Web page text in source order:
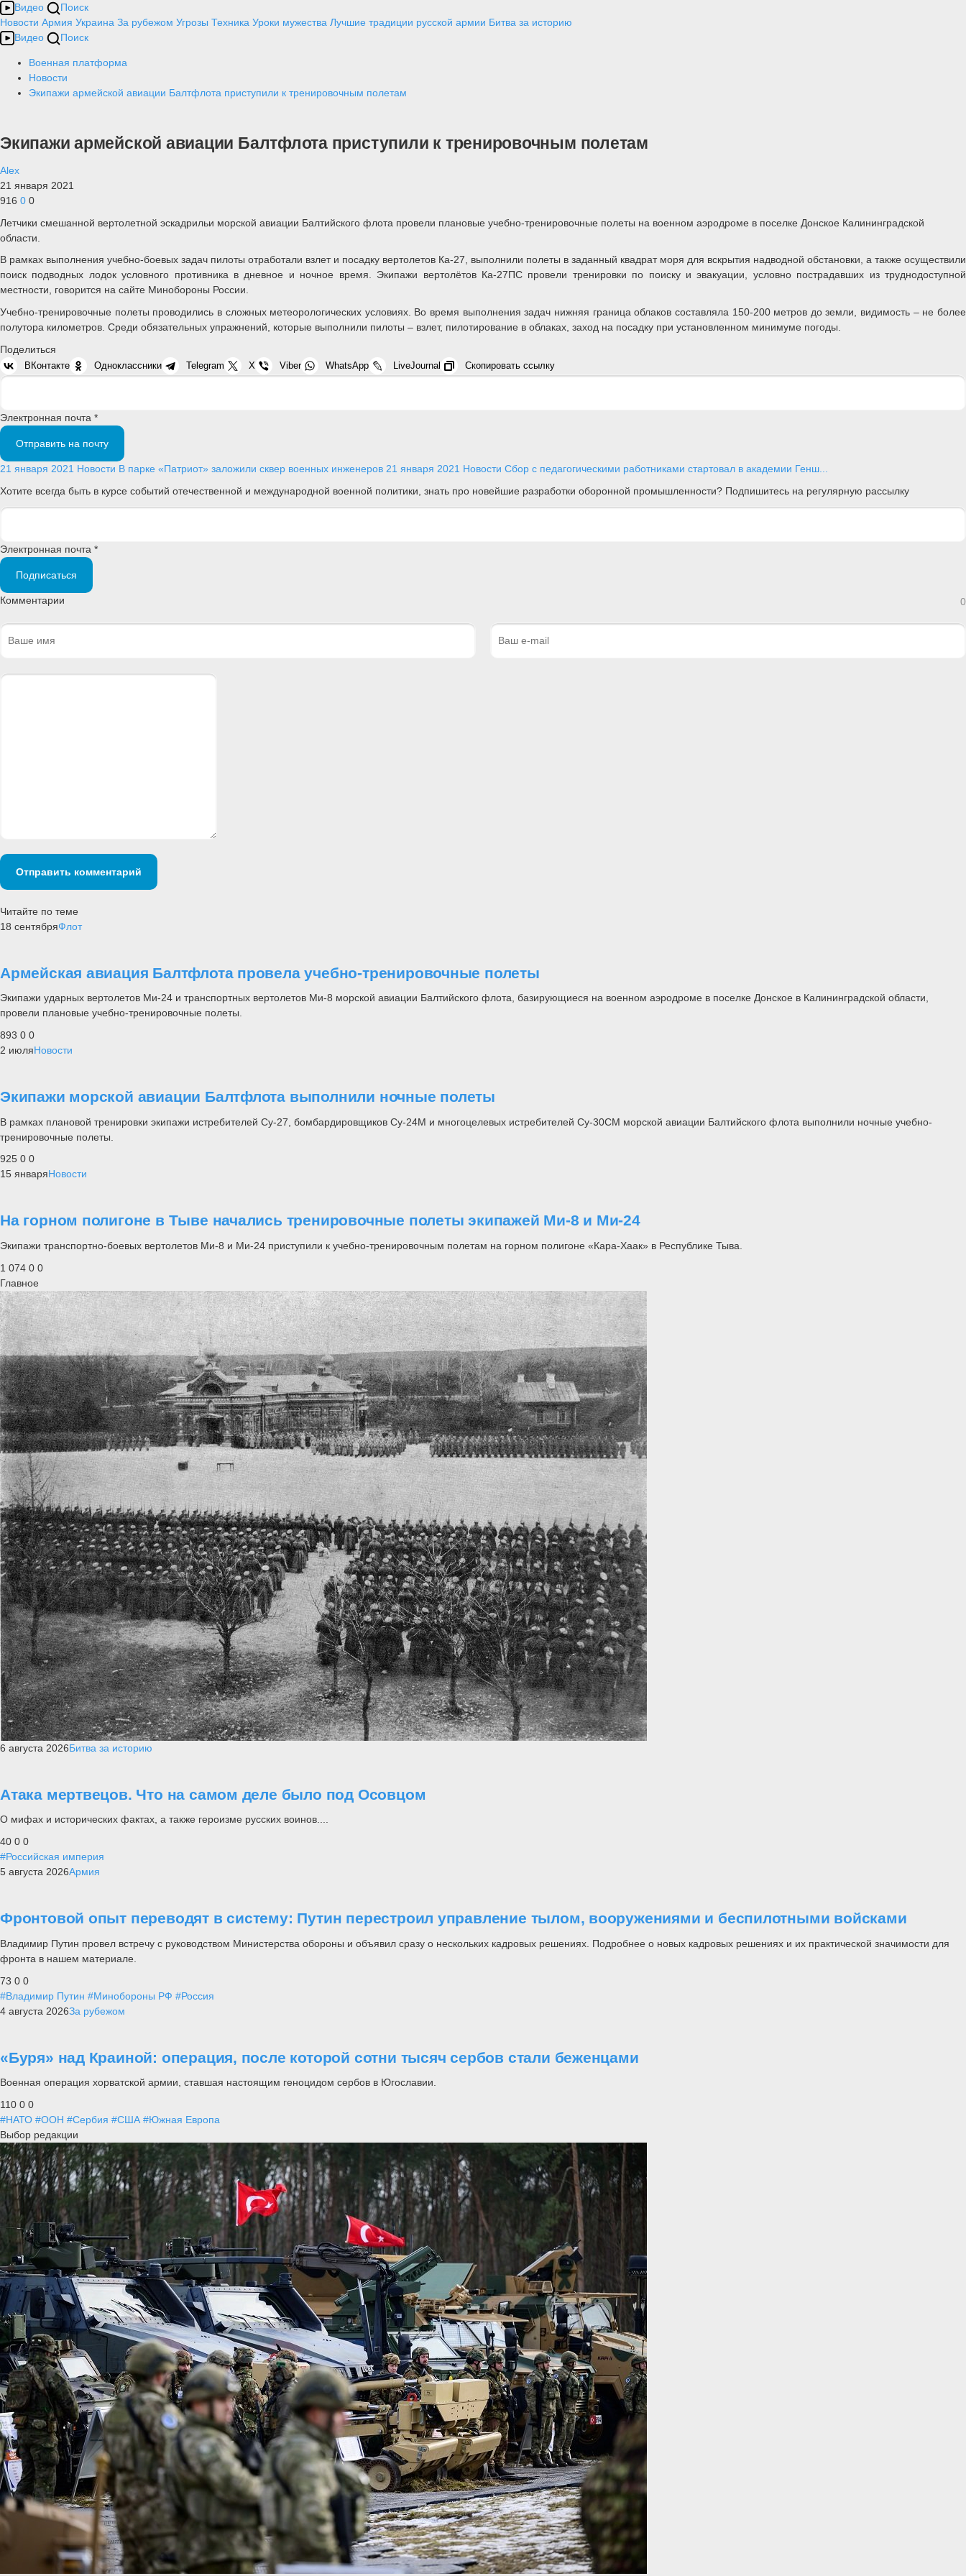
Видео
Поиск
Новости Армия Украина За рубежом Угрозы Техника Уроки мужества Лучшие традиции русской армии Битва за историю
Видео
Поиск
Военная платформа
Новости
Экипажи армейской авиации Балтфлота приступили к тренировочным полетам
Экипажи армейской авиации Балтфлота приступили к тренировочным полетам
Alex
21 января 2021
916 0 0
Летчики смешанной вертолетной эскадрильи морской авиации Балтийского флота провели плановые учебно-тренировочные полеты на военном аэродроме в поселке Донское Калининградской
области.
В рамках выполнения учебно-боевых задач пилоты отработали взлет и посадку вертолетов Ка-27, выполнили полеты в заданный квадрат моря для вскрытия надводной обстановки, а также осуществили
поиск подводных лодок условного противника в дневное и ночное время. Экипажи вертолётов Ка-27ПС провели тренировки по поиску и эвакуации, условно пострадавших из труднодоступной
местности, говорится на сайте Минобороны России.
Учебно-тренировочные полеты проводились в сложных метеорологических условиях. Во время выполнения задач нижняя граница облаков составляла 150-200 метров до земли, видимость – не более
полутора километров. Среди обязательных упражнений, которые выполнили пилоты – взлет, пилотирование в облаках, заход на посадку при установленном минимуме погоды.
Поделиться
ВКонтакте Одноклассники Telegram X Viber WhatsApp LiveJournal Скопировать ссылку
Электронная почта *
Отправить на почту
21 января 2021 Новости В парке «Патриот» заложили сквер военных инженеров 21 января 2021 Новости Сбор с педагогическими работниками стартовал в академии Генш...
Хотите всегда быть в курсе событий отечественной и международной военной политики, знать про новейшие разработки оборонной промышленности? Подпишитесь на регулярную рассылку
Электронная почта *
Подписаться
Комментарии 0
Отправить комментарий
Читайте по теме
18 сентябряФлот
Армейская авиация Балтфлота провела учебно-тренировочные полеты
Экипажи ударных вертолетов Ми-24 и транспортных вертолетов Ми-8 морской авиации Балтийского флота, базирующиеся на военном аэродроме в поселке Донское в Калининградской области,
провели плановые учебно-тренировочные полеты.
893 0 0
2 июляНовости
Экипажи морской авиации Балтфлота выполнили ночные полеты
В рамках плановой тренировки экипажи истребителей Су-27, бомбардировщиков Су-24М и многоцелевых истребителей Су-30СМ морской авиации Балтийского флота выполнили ночные учебно-
тренировочные полеты.
925 0 0
15 январяНовости
На горном полигоне в Тыве начались тренировочные полеты экипажей Ми-8 и Ми-24
Экипажи транспортно-боевых вертолетов Ми-8 и Ми-24 приступили к учебно-тренировочным полетам на горном полигоне «Кара-Хаак» в Республике Тыва.
1 074 0 0
Главное
6 августа 2026Битва за историю
Атака мертвецов. Что на самом деле было под Осовцом
О мифах и исторических фактах, а также героизме русских воинов....
40 0 0
#Российская империя
5 августа 2026Армия
Фронтовой опыт переводят в систему: Путин перестроил управление тылом, вооружениями и беспилотными войсками
Владимир Путин провел встречу с руководством Министерства обороны и объявил сразу о нескольких кадровых решениях. Подробнее о новых кадровых решениях и их практической значимости для
фронта в нашем материале.
73 0 0
#Владимир Путин #Минобороны РФ #Россия
4 августа 2026За рубежом
«Буря» над Краиной: операция, после которой сотни тысяч сербов стали беженцами
Военная операция хорватской армии, ставшая настоящим геноцидом сербов в Югославии.
110 0 0
#НАТО #ООН #Сербия #США #Южная Европа
Выбор редакции